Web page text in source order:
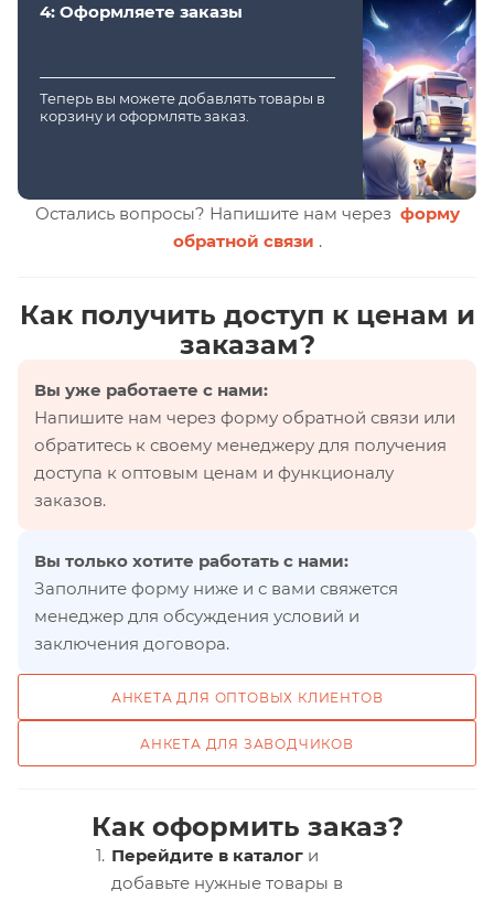
4: Оформляете заказы
Теперь вы можете добавлять товары в
корзину и оформлять заказ.
Остались вопросы? Напишите нам через форму
обратной связи .
Как получить доступ к ценам и
заказам?
Вы уже работаете с нами:
Напишите нам через форму обратной связи или
обратитесь к своему менеджеру для получения
доступа к оптовым ценам и функционалу
заказов.
Вы только хотите работать с нами:
Заполните форму ниже и с вами свяжется
менеджер для обсуждения условий и
заключения договора.
АНКЕТА ДЛЯ ОПТОВЫХ КЛИЕНТОВ
АНКЕТА ДЛЯ ЗАВОДЧИКОВ
Как оформить заказ?
Перейдите в каталог и
добавьте нужные товары в